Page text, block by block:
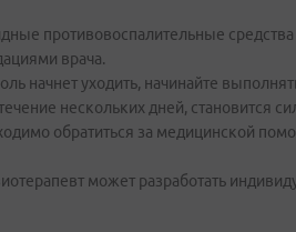
противовоспалительные
врача.
начнет уходить, начинайте
нескольких дней, становится
обратиться за медицинской
может разработать